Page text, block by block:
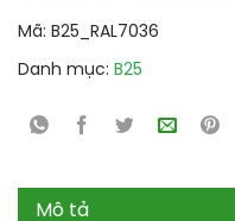
Mã: B25_RAL7036
Danh mục: B25
Mô tả